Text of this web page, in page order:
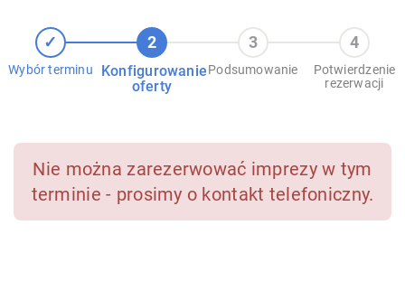
Wybór terminu
Konfigurowanie
oferty
Podsumowanie
Potwierdzenie
rezerwacji
Nie można zarezerwować imprezy w tym
terminie - prosimy o kontakt telefoniczny.